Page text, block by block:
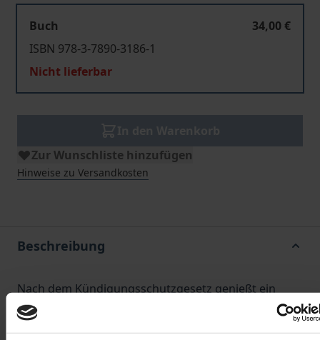
Buch
34,00 €
ISBN 978-3-7890-3186-1
Nicht lieferbar
Zur Wunschliste hinzufügen
Hinweise zu Versandkosten
Beschreibung
Nach dem Kündigungsschutzgesetz genießt ein
Arbeitnehmer Kündigungsschutz, wenn ein freier